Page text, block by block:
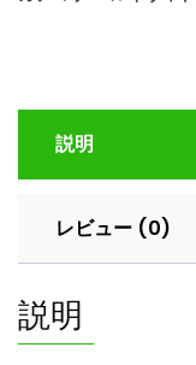
ン
ラ
ポ
ト
フ
説明
レビュー (0)
説明